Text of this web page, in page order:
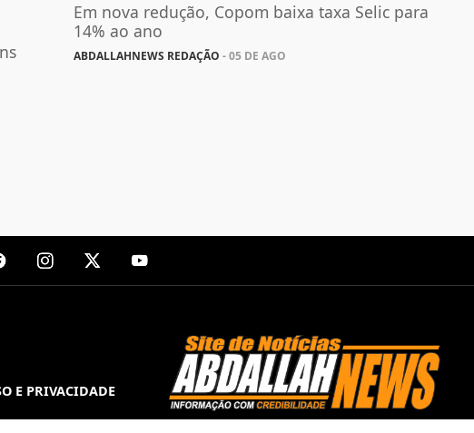
Em nova redução, Copom baixa taxa Selic para
14% ao ano
ABDALLAHNEWS REDAÇÃO - 05 DE AGO
E PRIVACIDADE